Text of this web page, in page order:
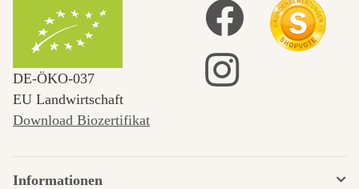
DE‑ÖKO‑037
EU Landwirtschaft
Download Biozertifikat
Informationen